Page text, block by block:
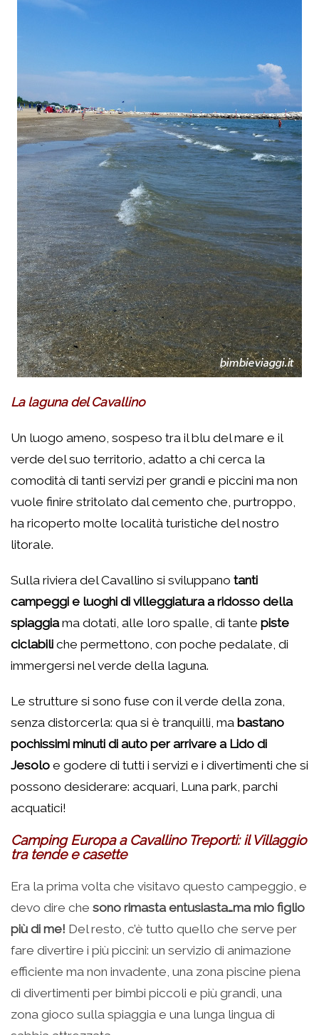
La laguna del Cavallino
Un luogo ameno, sospeso tra il blu del mare e il
verde del suo territorio, adatto a chi cerca la
comodità di tanti servizi per grandi e piccini ma non
vuole finire stritolato dal cemento che, purtroppo,
ha ricoperto molte località turistiche del nostro
litorale.
Sulla riviera del Cavallino si sviluppano tanti
campeggi e luoghi di villeggiatura a ridosso della
spiaggiama dotati, alle loro spalle, di tante piste
ciclabili che permettono, con poche pedalate, di
immergersi nel verde della laguna.
Le strutture si sono fuse con il verde della zona,
senza distorcerla: qua si è tranquilli, ma bastano
pochissimi minuti di auto per arrivare a Lido di
Jesolo e godere di tutti i servizi e i divertimenti che si
possono desiderare: acquari, Luna park, parchi
acquatici!
Camping Europa a Cavallino Treporti: il Villaggio
tra tende e casette
Era la prima volta che visitavo questo campeggio, e
devo dire che sono rimasta entusiasta…ma mio figlio
più di me! Del resto, c’è tutto quello che serve per
fare divertire i più piccini: un servizio di animazione
efficiente ma non invadente, una zona piscine piena
di divertimenti per bimbi piccoli e più grandi, una
zona gioco sulla spiaggia e una lunga lingua di